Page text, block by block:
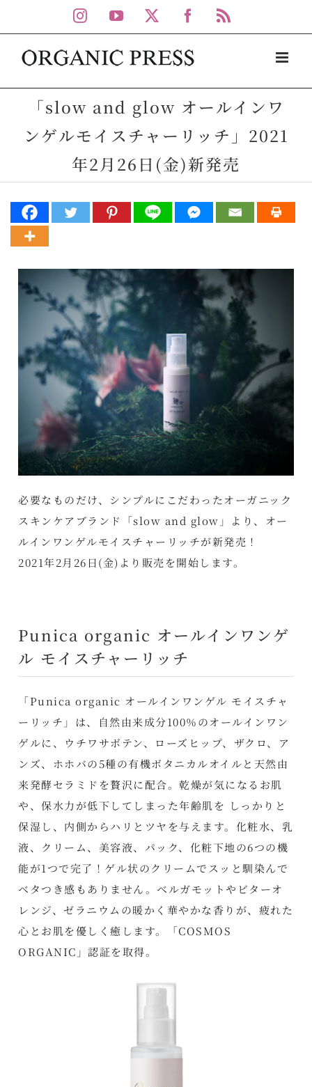
to
content
Instagram
YouTube Facebook
「slow and glow オールインワ
ンゲルモイスチャーリッチ」2021
年2月26日(金)新発売
必要なものだけ、シンプルにこだわったオーガニック
スキンケアブランド「slow and glow」より、オー
ルインワンゲルモイスチャーリッチが新発売！
2021年2月26日(金)より販売を開始します。
Punica organic オールインワンゲ
ル モイスチャーリッチ
「Punica organic オールインワンゲル モイスチャ
ーリッチ」は、自然由来成分100％のオールインワン
ゲルに、ウチワサボテン、ローズヒップ、ザクロ、ア
ンズ、ホホバの5種の有機ボタニカルオイルと天然由
来発酵セラミドを贅沢に配合。乾燥が気になるお肌
や、保水力が低下してしまった年齢肌を しっかりと
保湿し、内側からハリとツヤを与えます。化粧水、乳
液、クリーム、美容液、パック、化粧下地の6つの機
能が1つで完了！ゲル状のクリームでスッと馴染んで
ベタつき感もありません。ベルガモットやビターオ
レンジ、ゼラニウムの暖かく華やかな香りが、疲れた
心とお肌を優しく癒します。「COSMOS
ORGANIC」認証を取得。